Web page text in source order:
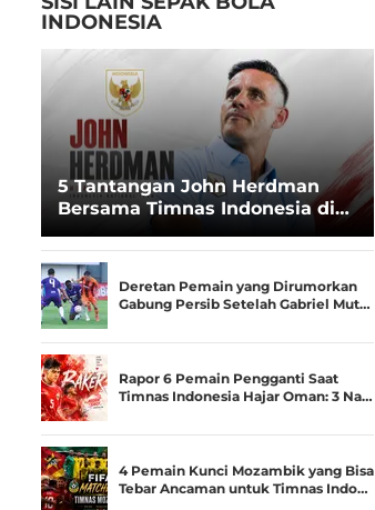
INDONESIA
5 Tantangan John Herdman
Bersama Timnas Indonesia di
Spesialis Runner-up Menjadi
Juara
Deretan Pemain yang Dirumorkan
Gabung Persib Setelah Gabriel Mut…
Rapor 6 Pemain Pengganti Saat
Timnas Indonesia Hajar Oman: 3 Na…
4 Pemain Kunci Mozambik yang Bisa
Tebar Ancaman untuk Timnas Indo…